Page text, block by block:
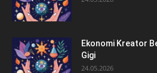
Ekonomi Kreator
Gigi
24.05.2026